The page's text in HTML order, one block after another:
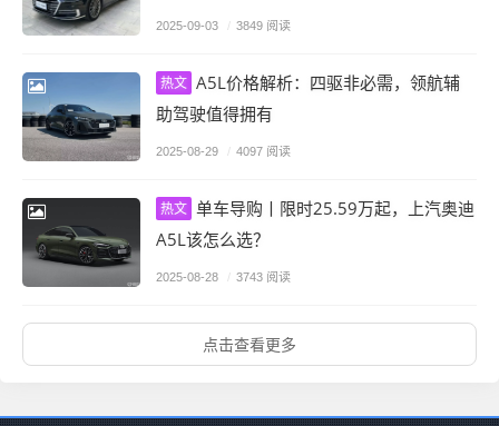
2025-09-03 / 3849 阅读
热文 A5L价格解析：四驱非必需，领航辅
助驾驶值得拥有
2025-08-29 / 4097 阅读
热文 单车导购丨限时25.59万起，上汽奥迪
A5L该怎么选？
2025-08-28 / 3743 阅读
点击查看更多